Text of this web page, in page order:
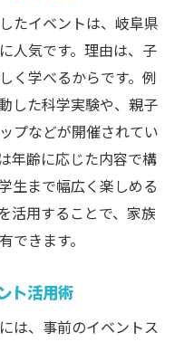
たイベントは、岐阜県
人気です。理由は、子
く学べるからです。例
した科学実験や、親子
プなどが開催されてい
年齢に応じた内容で構
生まで幅広く楽しめる
活用することで、家族
できます。
ト活用術
は、事前のイベントス